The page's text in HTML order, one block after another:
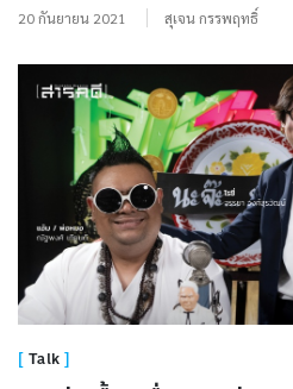
20 กันยายน 2021 สุเจน กรรพฤทธิ์
Talk